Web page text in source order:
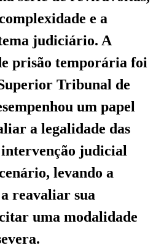
e a
judiciário. A
prisão temporária foi
Tribunal de
um papel
a legalidade das
intervenção judicial
levando a
reavaliar sua
uma modalidade